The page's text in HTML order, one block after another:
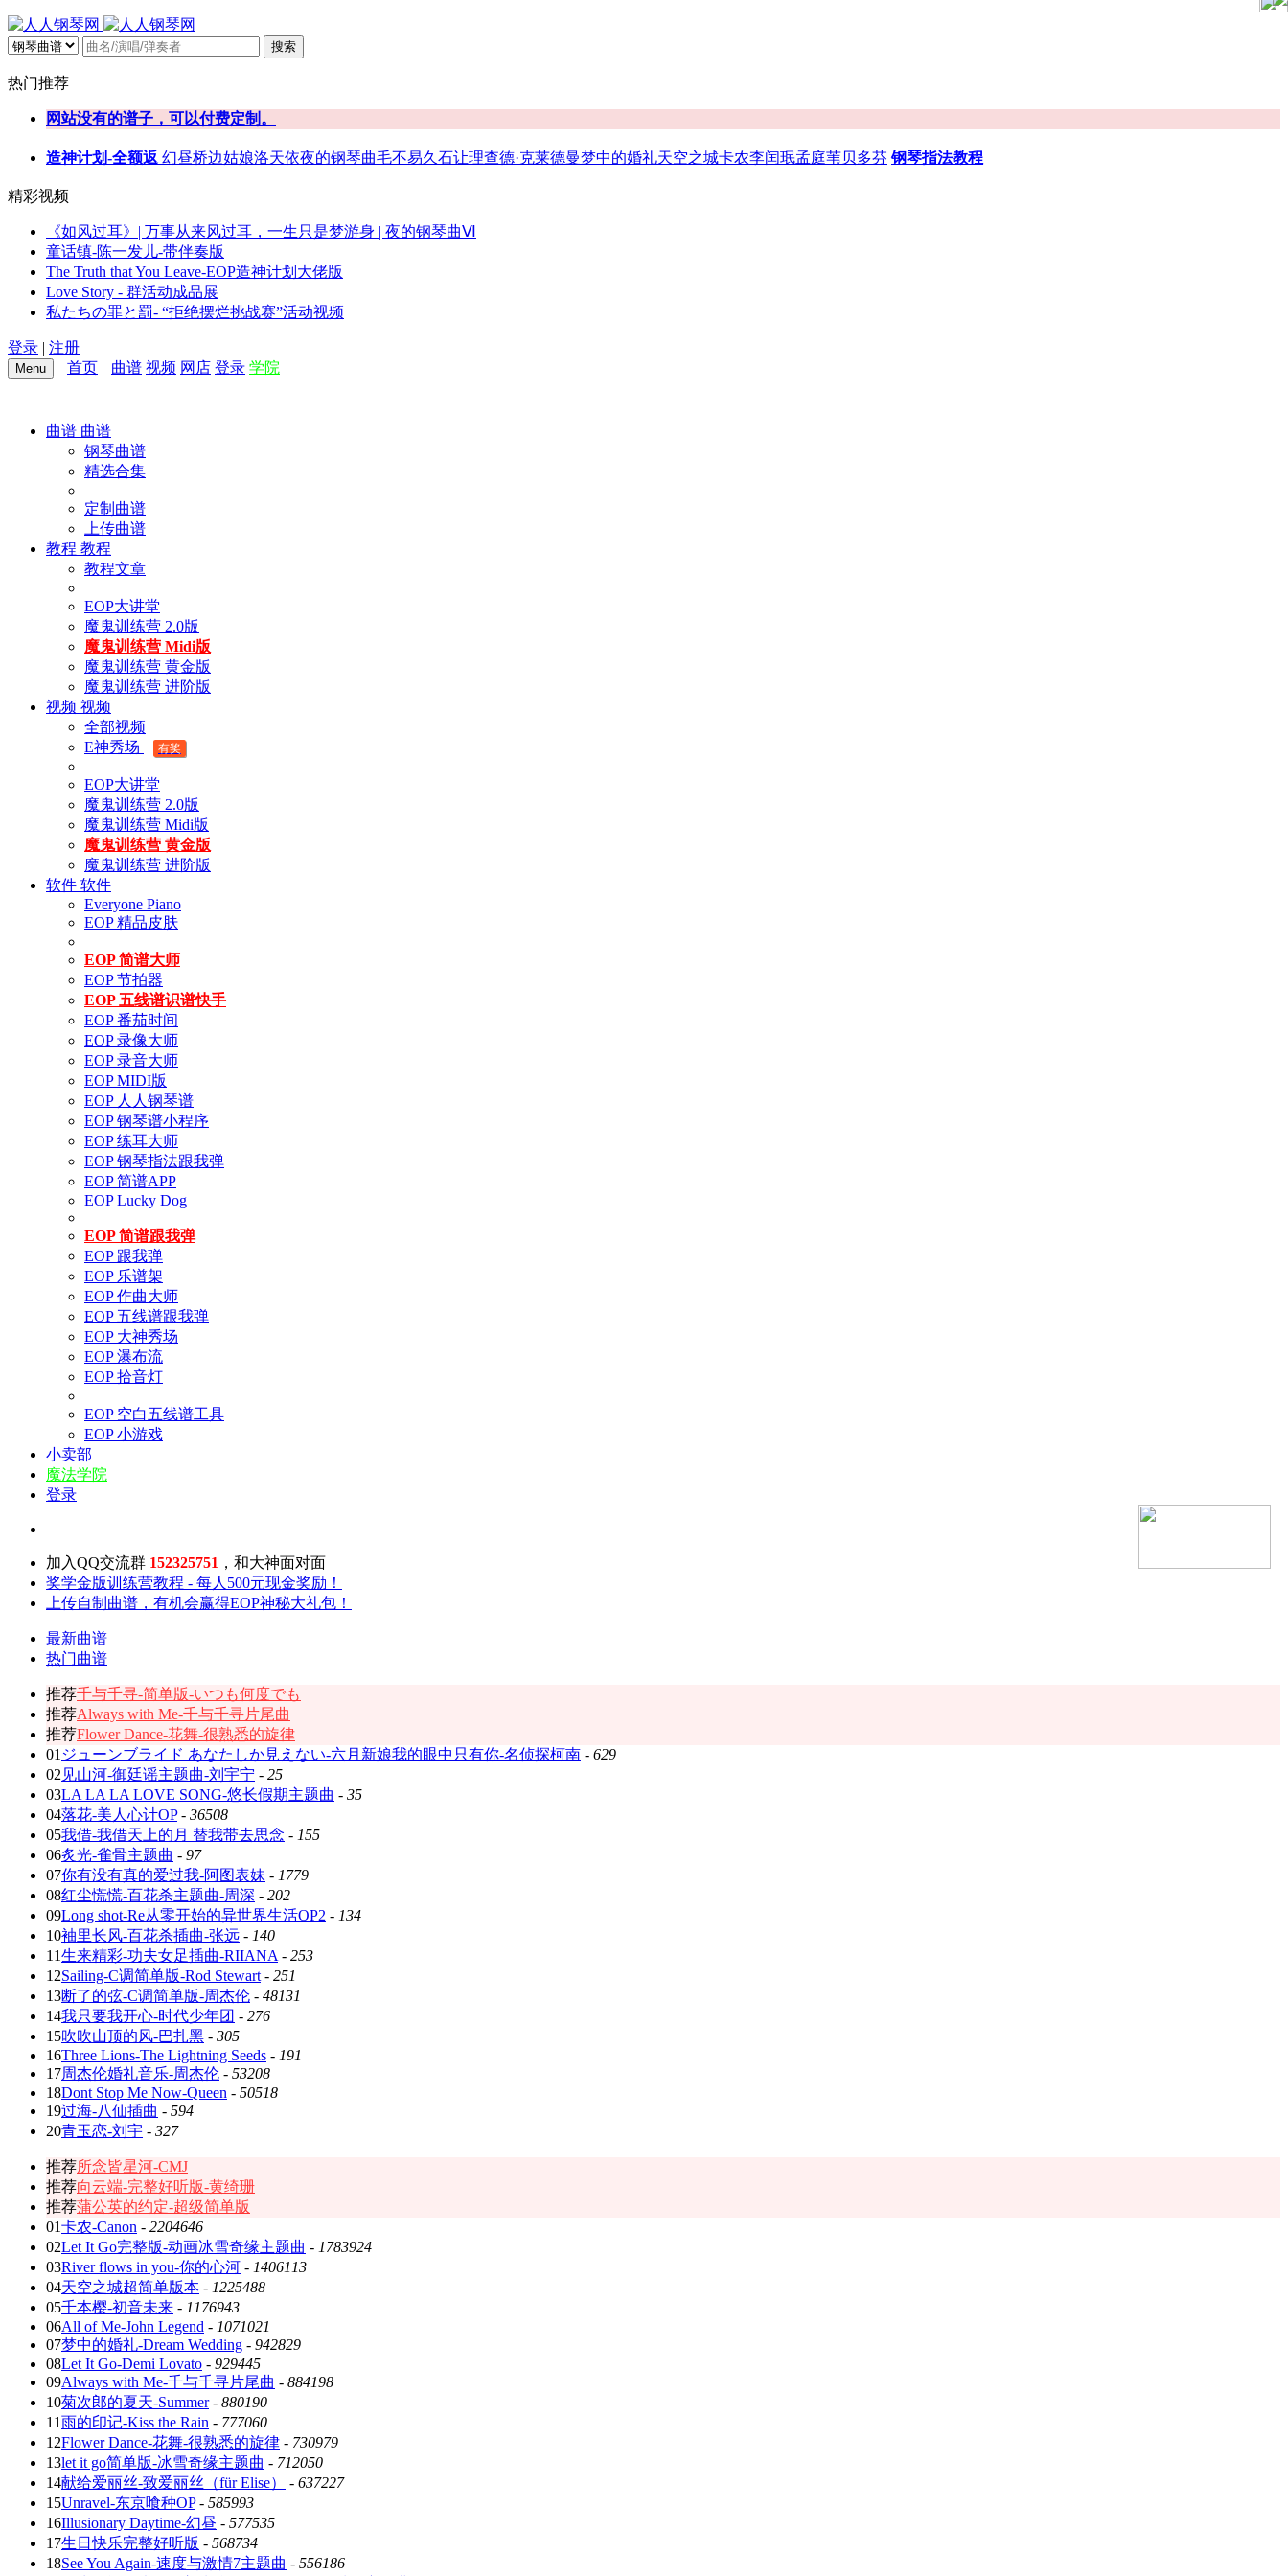
搜索
热门推荐
网站没有的谱子，可以付费定制。
造神计划-全额返 幻昼桥边姑娘洛天依夜的钢琴曲毛不易久石让理查德·克莱德曼梦中的婚礼天空之城卡农李闰珉孟庭苇贝多芬 钢琴指法教程
精彩视频
《如风过耳》| 万事从来风过耳，一生只是梦游身 | 夜的钢琴曲Ⅵ
童话镇-陈一发儿-带伴奏版
The Truth that You Leave-EOP造神计划大佬版
Love Story - 群活动成品展
私たちの罪と罰- “拒绝摆烂挑战赛”活动视频
登录 | 注册
Menu 首页 曲谱 视频 网店 登录 学院
曲谱 曲谱
钢琴曲谱
精选合集
定制曲谱
上传曲谱
教程 教程
教程文章
EOP大讲堂
魔鬼训练营 2.0版
魔鬼训练营 Midi版
魔鬼训练营 黄金版
魔鬼训练营 进阶版
视频 视频
全部视频
E神秀场
有奖
EOP大讲堂
魔鬼训练营 2.0版
魔鬼训练营 Midi版
魔鬼训练营 黄金版
魔鬼训练营 进阶版
软件 软件
Everyone Piano
EOP 精品皮肤
EOP 简谱大师
EOP 节拍器
EOP 五线谱识谱快手
EOP 番茄时间
EOP 录像大师
EOP 录音大师
EOP MIDI版
EOP 人人钢琴谱
EOP 钢琴谱小程序
EOP 练耳大师
EOP 钢琴指法跟我弹
EOP 简谱APP
EOP Lucky Dog
EOP 简谱跟我弹
EOP 跟我弹
EOP 乐谱架
EOP 作曲大师
EOP 五线谱跟我弹
EOP 大神秀场
EOP 瀑布流
EOP 拾音灯
EOP 空白五线谱工具
EOP 小游戏
小卖部
魔法学院
登录
加入QQ交流群 152325751 ，和大神面对面
奖学金版训练营教程 - 每人500元现金奖励！
上传自制曲谱，有机会赢得EOP神秘大礼包！
最新曲谱
热门曲谱
推荐千与千寻-简单版-いつも何度でも
推荐Always with Me-千与千寻片尾曲
推荐Flower Dance-花舞-很熟悉的旋律
01 ジューンブライド あなたしか見えない-六月新娘我的眼中只有你-名侦探柯南 - 629
02 见山河-御廷谣主题曲-刘宇宁 - 25
03LA LA LA LOVE SONG-悠长假期主题曲 - 35
04落花-美人心计OP- 36508
05我借-我借天上的月 替我带去思念 - 155
06炙光-雀骨主题曲 - 97
07你有没有真的爱过我-阿图表妹 - 1779
08红尘慌慌-百花杀主题曲-周深 - 202
09Long shot-Re从零开始的异世界生活OP2 - 134
10袖里长风-百花杀插曲-张远 - 140
11生来精彩-功夫女足插曲-RIIANA - 253
12Sailing-C调简单版-Rod Stewart - 251
13断了的弦-C调简单版-周杰伦 - 48131
14我只要我开心-时代少年团 - 276
15吹吹山顶的风-巴扎黑 - 305
16Three Lions-The Lightning Seeds - 191
17周杰伦婚礼音乐-周杰伦 - 53208
18Dont Stop Me Now-Queen - 50518
19过海-八仙插曲 - 594
20青玉恋-刘宇 - 327
推荐所念皆星河-CMJ
推荐向云端-完整好听版-黄绮珊
推荐蒲公英的约定-超级简单版
01卡农-Canon - 2204646
02Let It Go完整版-动画冰雪奇缘主题曲 - 1783924
03River flows in you-你的心河 - 1406113
04天空之城超简单版本 - 1225488
05千本樱-初音未来 - 1176943
06All of Me-John Legend - 1071021
07梦中的婚礼-Dream Wedding - 942829
08Let It Go-Demi Lovato - 929445
09Always with Me-千与千寻片尾曲 - 884198
10菊次郎的夏天-Summer- 880190
11雨的印记-Kiss the Rain - 777060
12Flower Dance-花舞-很熟悉的旋律 - 730979
13let it go简单版-冰雪奇缘主题曲 - 712050
14献给爱丽丝-致爱丽丝（für Elise） - 637227
15Unravel-东京喰种OP- 585993
16Illusionary Daytime-幻昼 - 577535
17生日快乐完整好听版 - 568734
18See You Again-速度与激情7主题曲 - 556186